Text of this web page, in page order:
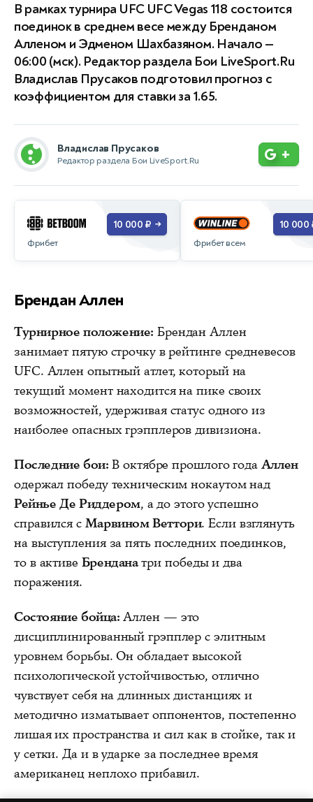
В рамках турнира UFC UFC Vegas 118 состоится
поединок в среднем весе между Бренданом
Алленом и Эдменом Шахбазяном. Начало —
06:00 (мск). Редактор раздела Бои LiveSport.Ru
Владислав Прусаков подготовил прогноз с
коэффициентом для ставки за 1.65.
Владислав Прусаков
Редактор раздела Бои LiveSport.Ru +
Фрибет
10 000 ₽ →
Фрибет всем
10 000
Брендан Аллен
Турнирное положение: Брендан Аллен
занимает пятую строчку в рейтинге средневесов
UFC. Аллен опытный атлет, который на
текущий момент находится на пике своих
возможностей, удерживая статус одного из
наиболее опасных грэпплеров дивизиона.
Последние бои: В октябре прошлого года Аллен
одержал победу техническим нокаутом над
Рейнье Де Риддером, а до этого успешно
справился с Марвином Веттори. Если взглянуть
на выступления за пять последних поединков,
то в активе Бренданатри победы и два
поражения.
Состояние бойца: Аллен — это
дисциплинированный грэпплер с элитным
уровнем борьбы. Он обладает высокой
психологической устойчивостью, отлично
чувствует себя на длинных дистанциях и
методично изматывает оппонентов, постепенно
лишая их пространства и сил как в стойке, так и
у сетки. Да и в ударке за последнее время
американец неплохо прибавил.